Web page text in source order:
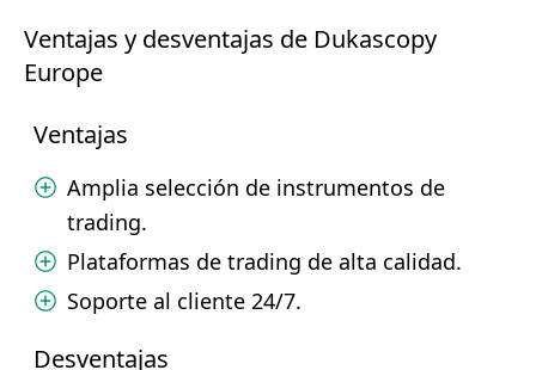
Ventajas y desventajas de Dukascopy
Europe
Ventajas
Amplia selección de instrumentos de
trading.
Plataformas de trading de alta calidad.
Soporte al cliente 24/7.
Desventajas